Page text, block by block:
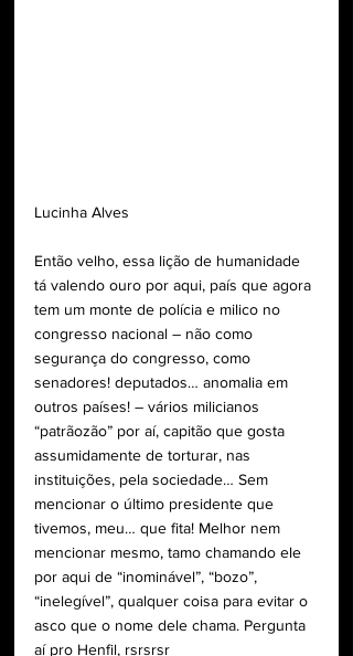
Lucinha Alves
Então velho, essa lição de humanidade
tá valendo ouro por aqui, país que agora
tem um monte de polícia e milico no
congresso nacional – não como
segurança do congresso, como
senadores! deputados… anomalia em
outros países! – vários milicianos
“patrãozão” por aí, capitão que gosta
assumidamente de torturar, nas
instituições, pela sociedade… Sem
mencionar o último presidente que
tivemos, meu… que fita! Melhor nem
mencionar mesmo, tamo chamando ele
por aqui de “inominável”, “bozo”,
“inelegível”, qualquer coisa para evitar o
asco que o nome dele chama. Pergunta
aí pro Henfil, rsrsrsr